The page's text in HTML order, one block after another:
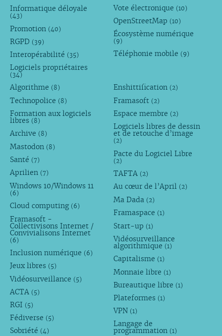
Informatique déloyale
(43)
Promotion (40)
RGPD (39)
Interopérabilité (35)
Logiciels propriétaires
(34)
Vote électronique (10)
OpenStreetMap (10)
Écosystème numérique
(9)
Téléphonie mobile (9)
Algorithme (8)
Technopolice (8)
Formation aux logiciels
libres (8)
Archive (8)
Mastodon (8)
Santé (7)
Aprilien (7)
Windows 10/Windows 11
(6)
Cloud computing (6)
Framasoft -
Collectivisons Internet /
Convivialisons Internet
(6)
Inclusion numérique (6)
Jeux libres (5)
Vidéosurveillance (5)
ACTA (5)
RGI (5)
Fédiverse (5)
Sobriété (4)
Enshittification (2)
Framasoft (2)
Espace membre (2)
Logiciels libres de dessin
et de retouche d’image
(2)
Pacte du Logiciel Libre
(2)
TAFTA (2)
Au cœur de l’April (2)
Ma Dada (2)
Framaspace (1)
Start-up (1)
Vidéosurveillance
algorithmique (1)
Capitalisme (1)
Monnaie libre (1)
Bureautique libre (1)
Plateformes (1)
VPN (1)
Langage de
programmation (1)